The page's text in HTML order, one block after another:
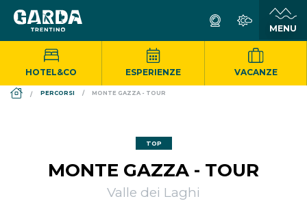
HOTEL&CO ESPERIENZE VACANZE
DS_BREADCRUMB.HOME
PERCORSI MONTE GAZZA - TOUR
TOP
MONTE GAZZA - TOUR
Valle dei Laghi